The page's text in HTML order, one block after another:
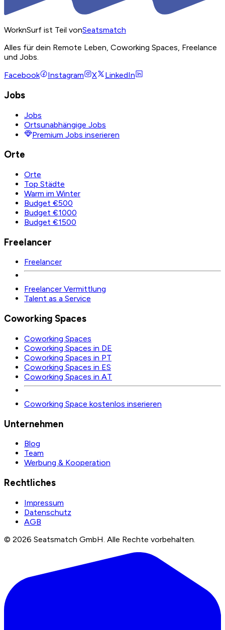
WorknSurf ist Teil vonSeatsmatch
Alles für dein Remote Leben, Coworking Spaces, Freelance
und Jobs.
Facebook
Instagram X LinkedIn
Jobs
Jobs
Ortsunabhängige Jobs
Premium Jobs inserieren
Orte
Orte
Top Städte
Warm im Winter
Budget €500
Budget €1000
Budget €1500
Freelancer
Freelancer
Freelancer Vermittlung
Talent as a Service
Coworking Spaces
Coworking Spaces
Coworking Spaces in DE
Coworking Spaces in PT
Coworking Spaces in ES
Coworking Spaces in AT
Coworking Space kostenlos inserieren
Unternehmen
Blog
Team
Werbung & Kooperation
Rechtliches
Impressum
Datenschutz
AGB
© 2026 Seatsmatch GmbH. Alle Rechte vorbehalten.